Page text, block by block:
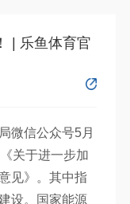
| 乐鱼体育官
微信公众号5月
关于进一步加
见》。其中指
设。国家能源